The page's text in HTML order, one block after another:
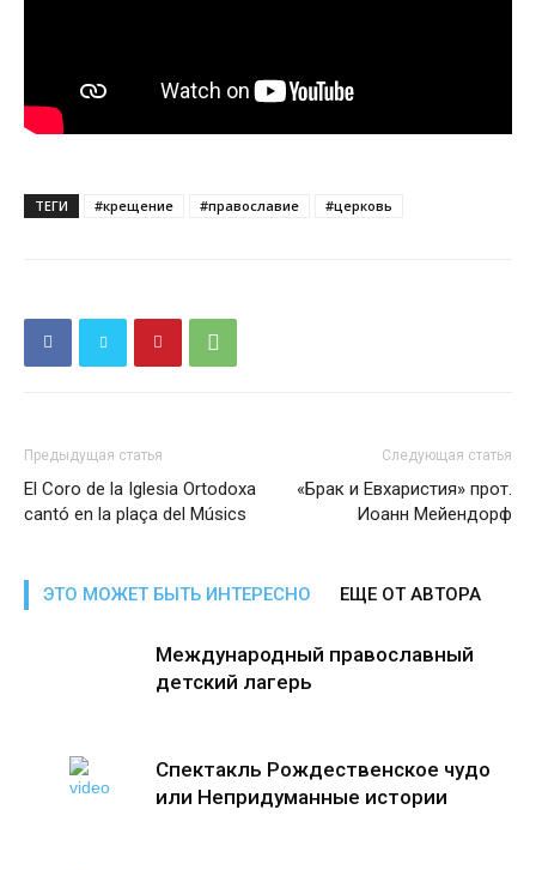
ТЕГИ #крещение #православие #церковь
Предыдущая статья
El Coro de la Iglesia Ortodoxa
cantó en la plaça del Músics
Следующая статья
«Брак и Евхаристия» прот.
Иоанн Мейендорф
ЭТО МОЖЕТ БЫТЬ ИНТЕРЕСНО ЕЩЕ ОТ АВТОРА
Международный православный
детский лагерь
Спектакль Рождественское чудо
или Непридуманные истории